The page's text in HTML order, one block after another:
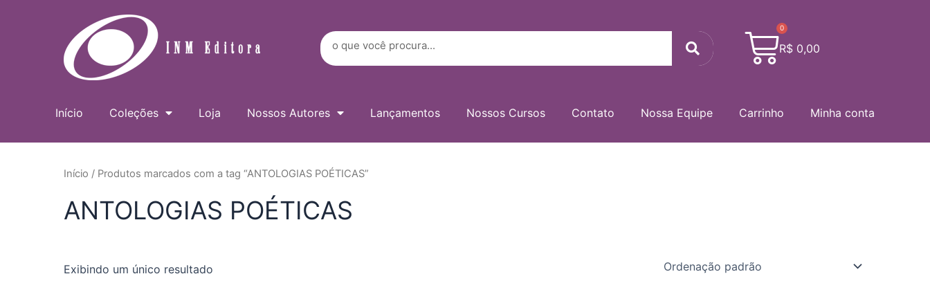
Search Search
R$ 0,00
0
Cart
Início Coleções Loja Nossos Autores Lançamentos Nossos Cursos Contato Nossa Equipe Carrinho Minha conta
Início / Produtos marcados com a tag “ANTOLOGIAS POÉTICAS”
ANTOLOGIAS POÉTICAS
Exibindo um único resultado
e-